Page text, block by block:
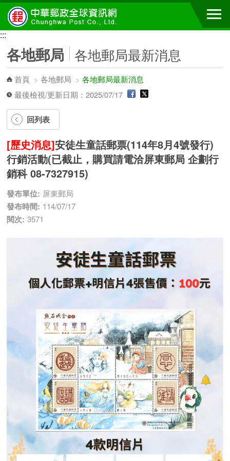
跳到主要內容區塊
:::
各地郵局 各地郵局最新消息
首頁 >各地郵局 >各地郵局最新消息
最後檢視/更新日期：2025/07/17
回列表
[歷史消息]安徒生童話郵票(114年8月4號發行)
行銷活動(已截止，購買請電洽屏東郵局 企劃行
銷科 08-7327915)
發布單位: 屏東郵局
發布時間: 114/07/17
閱次: 3571